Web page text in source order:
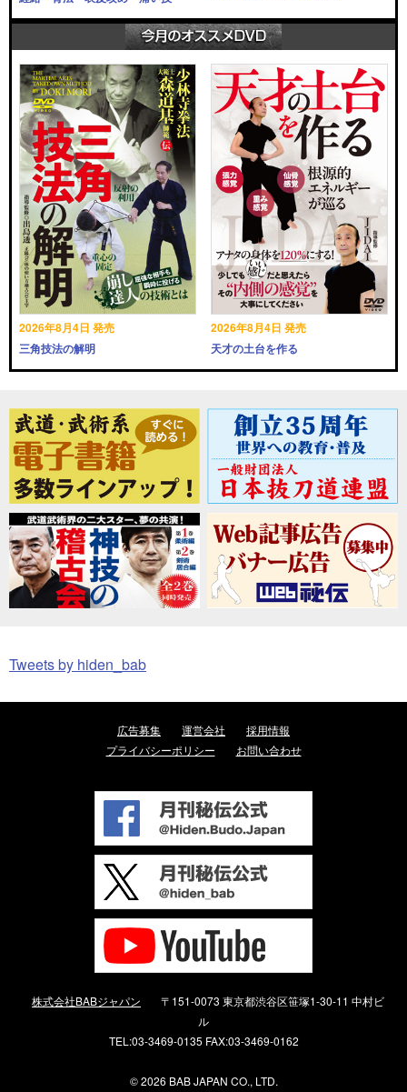
2026年8月4日 発売
三角技法の解明
2026年8月4日 発売
天才の土台を作る
Tweets by hiden_bab
広告募集 運営会社
採用情報
プライバシーポリシー
お問い合わせ
株式会社BABジャパン
〒151-0073 東京都渋谷区笹塚1-30-11 中村ビ
ル
TEL:03-3469-0135 FAX:03-3469-0162
©2026 BAB JAPAN CO., LTD.